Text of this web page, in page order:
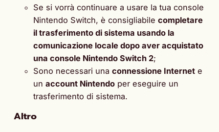
Se si vorrà continuare a usare la tua console
Nintendo Switch, è consigliabile completare
il trasferimento di sistema usando la
comunicazione locale dopo aver acquistato
una console Nintendo Switch 2;
Sono necessari una connessione Internet e
un account Nintendo per eseguire un
trasferimento di sistema.
Altro